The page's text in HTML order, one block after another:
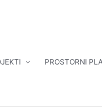
PROSTORNI